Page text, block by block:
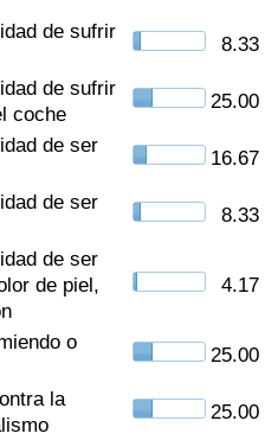
de sufrir
8.33
de sufrir
coche
25.00
de ser
16.67
de ser
8.33
de ser
de piel,
4.17
o
25.00
la
25.00
País